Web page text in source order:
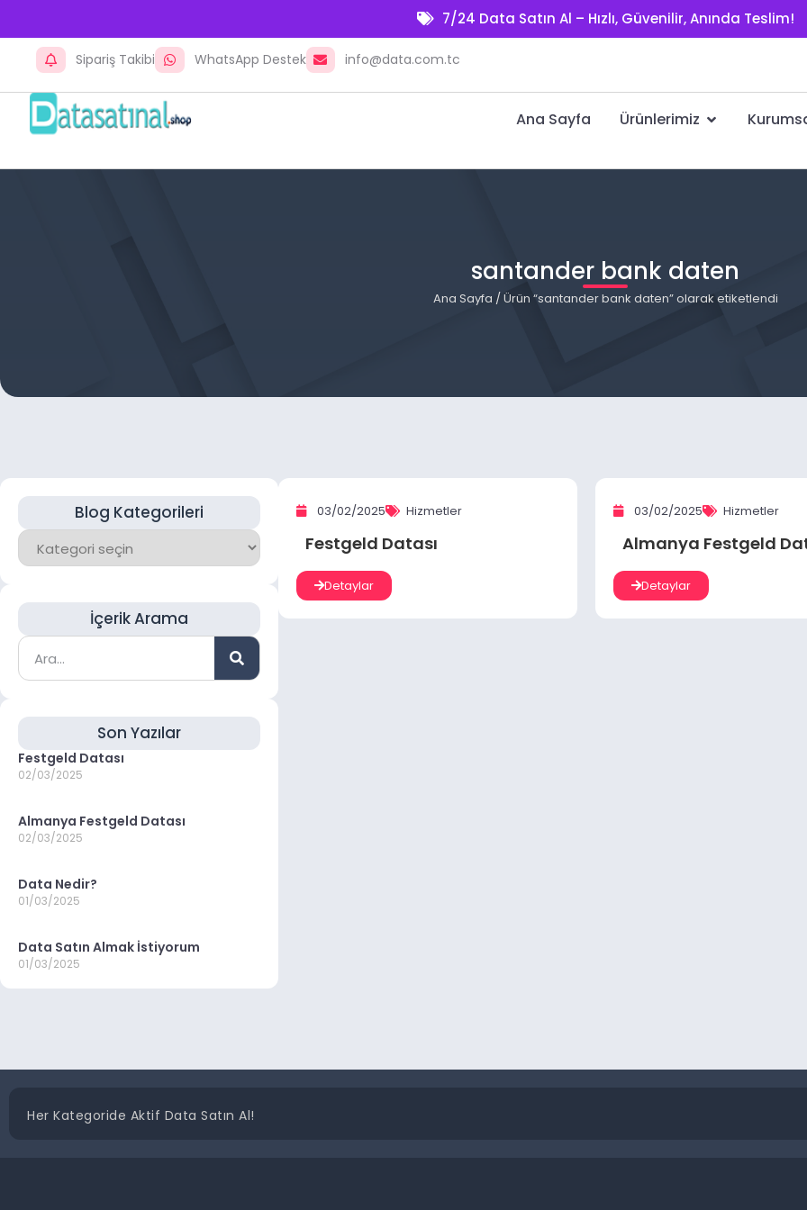
7/24 Data Satın Al – Hızlı, Güvenilir, Anında Teslim!
Sipariş Takibi WhatsApp Destek info@data.com.tc
Ana Sayfa Ürünlerimiz
santander bank daten
Ana Sayfa / Ürün “santander bank daten” olarak etiketlendi
Blog Kategorileri
İçerik Arama
Son Yazılar
Festgeld Datası
02/03/2025
Almanya Festgeld Datası
02/03/2025
Data Nedir?
01/03/2025
Data Satın Almak İstiyorum
01/03/2025
03/02/2025 Hizmetler
Festgeld Datası
Detaylar
03/02/2025 Hizmetler
Almanya Festgeld
Detaylar
Her Kategoride Aktif Data Satın Al!